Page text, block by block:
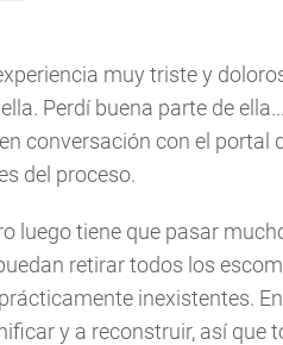
muy triste y
Perdí buena parte de
conversación con el portal
del proceso.
luego tiene que pasar
retirar todos los
inexistentes.
y a reconstruir, así que